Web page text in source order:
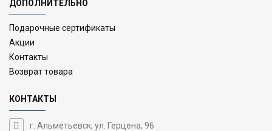
ДОПОЛНИТЕЛЬНО
Подарочные сертификаты
Акции
Контакты
Возврат товара
КОНТАКТЫ
г. Альметьевск, ул. Герцена, 96